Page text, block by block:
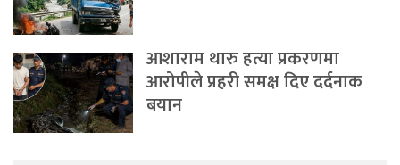
आशाराम थारु हत्या प्रकरणमा
आरोपीले प्रहरी समक्ष दिए दर्दनाक
बयान